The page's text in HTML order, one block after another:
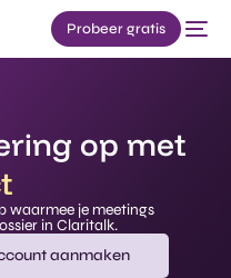
Probeer gratis
op met
waarmee je meetings
in Claritalk.
aanmaken